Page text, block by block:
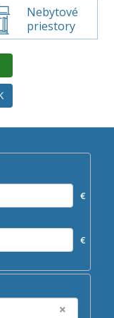
Nebytové
priestory
×
€
€
×